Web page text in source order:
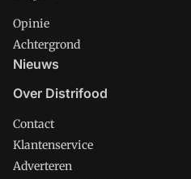
Opinie
Achtergrond
Nieuws
Over Distrifood
Contact
Klantenservice
Adverteren